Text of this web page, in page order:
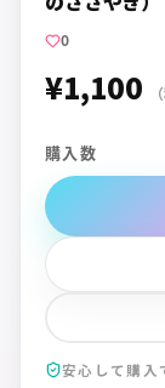
0
¥1,100
購入数
安心して購入